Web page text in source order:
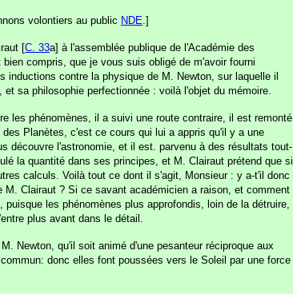
volontiers au public NDE .]
[C. 33a] à l'assemblée publique de l'Académie des
compris, que je vous suis obligé de m'avoir fourni
contre la physique de M. Newton, sur laquelle il
sa philosophie perfectionnée : voilà l'objet du mémoire.
les phénomènes, il a suivi une route contraire, il est remonté
Planètes, c'est ce cours qui lui a appris qu'il y a une
découvre l'astronomie, et il est. parvenu à des résultats tout-
la quantité dans ses principes, et M. Clairaut prétend que si
calculs. Voilà tout ce dont il s'agit, Monsieur : y a-t'il donc
Clairaut ? Si ce savant académicien a raison, et comment
les phénomènes plus approfondis, loin de la détruire,
plus avant dans le détail.
Newton, qu'il soit animé d'une pesanteur réciproque aux
donc elles font poussées vers le Soleil par une force